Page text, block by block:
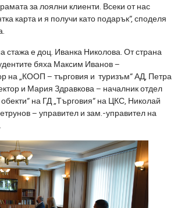
за лоялни клиенти. Всеки от нас
карта и я получи като подарък“, споделя
стажа е доц. Иванка Николова. От страна
бяха Максим Иванов –
на „КООП – търговия и туризъм“ АД, Петра
и Мария Здравкова – началник отдел
обекти“ на ГД „Търговия“ на ЦКС, Николай
– управител и зам.-управител на